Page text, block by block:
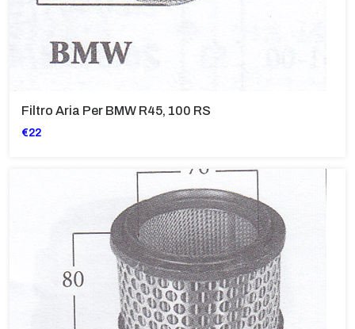
Filtro Aria Per BMW R45, 100 RS
€22